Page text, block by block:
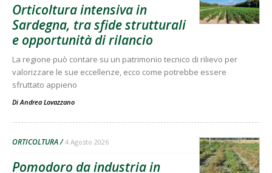
Orticoltura intensiva in
Sardegna, tra sfide strutturali
e opportunità di rilancio
La regione può contare su un patrimonio tecnico di rilievo per
valorizzare le sue eccellenze, ecco come potrebbe essere
sfruttato appieno
Di Andrea Lovazzano
ORTICOLTURA 4 Agosto 2026
Pomodoro da industria in